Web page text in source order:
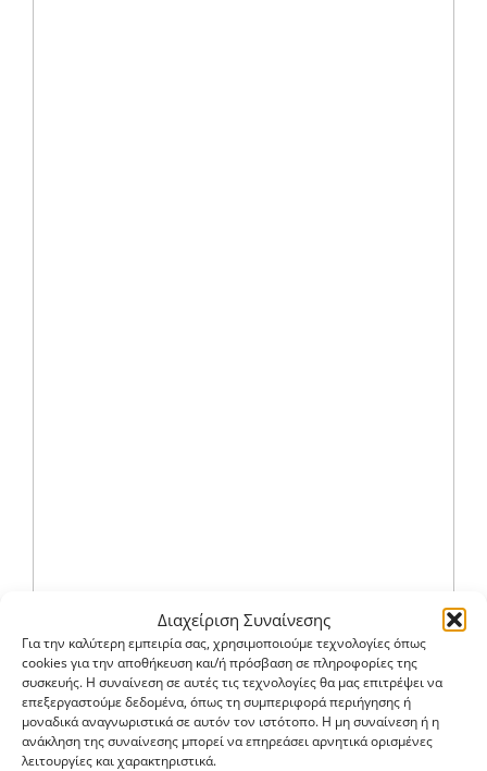
Διαχείριση Συναίνεσης
Για την καλύτερη εμπειρία σας, χρησιμοποιούμε τεχνολογίες όπως
cookies για την αποθήκευση και/ή πρόσβαση σε πληροφορίες της
συσκευής. Η συναίνεση σε αυτές τις τεχνολογίες θα μας επιτρέψει να
επεξεργαστούμε δεδομένα, όπως τη συμπεριφορά περιήγησης ή
μοναδικά αναγνωριστικά σε αυτόν τον ιστότοπο. Η μη συναίνεση ή η
ανάκληση της συναίνεσης μπορεί να επηρεάσει αρνητικά ορισμένες
λειτουργίες και χαρακτηριστικά.